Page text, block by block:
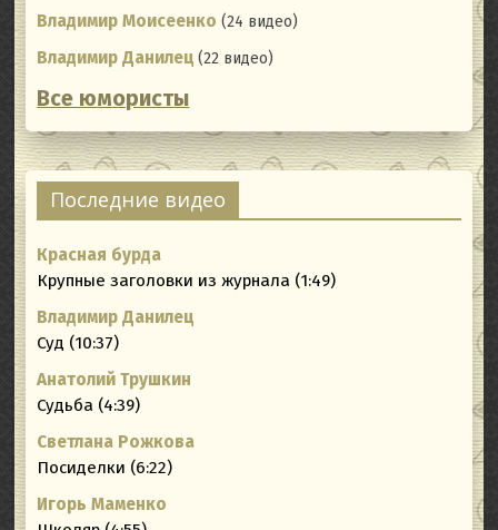
Владимир Моисеенко (24 видео)
Владимир Данилец (22 видео)
Все юмористы
Последние видео
Красная бурда
Крупные заголовки из журнала (1:49)
Владимир Данилец
Суд (10:37)
Анатолий Трушкин
Судьба (4:39)
Светлана Рожкова
Посиделки (6:22)
Игорь Маменко